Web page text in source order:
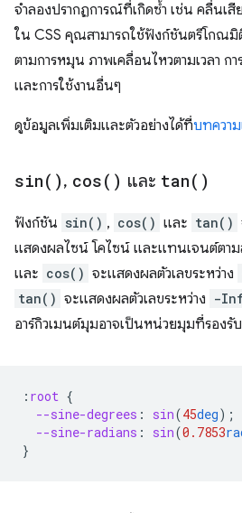
จำลองปรากฏการณ์ที่เกิดซ้ำ เช่น คลื่นเสี
ใน CSS คุณสามารถใช้ฟังก์ชันตรีโกณมิ
ตามการหมุน ภาพเคลื่อนไหวตามเวลา
และการใช้งานอื่นๆ
ดูข้อมูลเพิ่มเติมและตัวอย่างได้ที่บทควา
sin( ), cos( ) และ tan( )
ฟังก์ชัน sin() , cos() และ tan()
แสดงผลไซน์ โคไซน์ และแทนเจนต์ตา
และ cos() จะแสดงผลตัวเลขระหว่าง
tan() จะแสดงผลตัวเลขระหว่าง -
อาร์กิวเมนต์มุมอาจเป็นหน่วยมุมที่รองรั
: root {
--sine-degrees : sin(45deg);
--sine-radians : sin(0.7853
}